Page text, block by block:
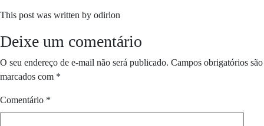
This post was written by odirlon
Deixe um comentário
O seu endereço de e-mail não será publicado. Campos obrigatórios são
marcados com *
Comentário *